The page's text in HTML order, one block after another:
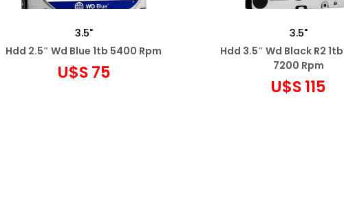
3.5"
Hdd 2.5″ Wd Blue 1tb 5400 Rpm
U$S75
3.5"
Hdd 3.5″ Wd Black R2
7200 Rpm
U$S115